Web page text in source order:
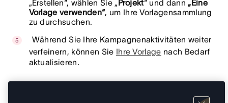
„Erstellen“, wählen Sie „Projekt“ und dann „Eine
Vorlage verwenden“, um Ihre Vorlagensammlung
zu durchsuchen.
Während Sie Ihre Kampagnenaktivitäten weiter
verfeinern, können Sie Ihre Vorlage nach Bedarf
aktualisieren.